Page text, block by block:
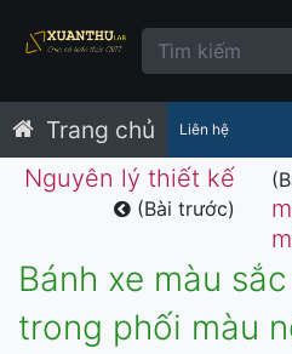
Trang chủ Liên hệ
Nguyên lý thiết kế
(Bài trước)
Bánh xe màu
trong phối màu